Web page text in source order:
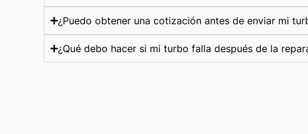
¿Puedo obtener una cotización antes de enviar mi
¿Qué debo hacer si mi turbo falla después de la